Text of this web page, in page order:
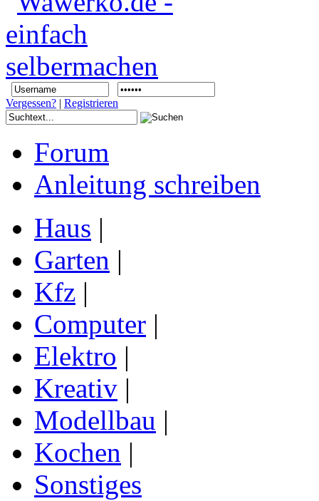
Vergessen? | Registrieren
Forum
Anleitung schreiben
Haus |
Garten |
Kfz |
Computer |
Elektro |
Kreativ |
Modellbau |
Kochen |
Sonstiges